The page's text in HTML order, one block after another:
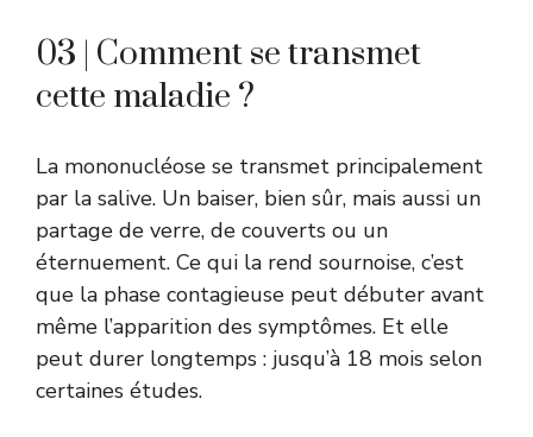
03 | Comment se transmet
cette maladie ?
La mononucléose se transmet principalement
par la salive. Un baiser, bien sûr, mais aussi un
partage de verre, de couverts ou un
éternuement. Ce qui la rend sournoise, c’est
que la phase contagieuse peut débuter avant
même l’apparition des symptômes. Et elle
peut durer longtemps : jusqu’à 18 mois selon
certaines études.